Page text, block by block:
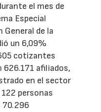
el mes de
Especial
General de la
un 6,09%
cotizantes
afiliados,
en el sector
personas
70.296